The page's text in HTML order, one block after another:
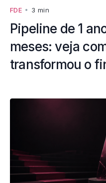
FDE • 3 min
Pipeline de 1
meses: veja
transformou o